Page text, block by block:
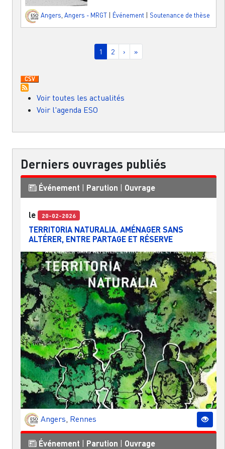
Angers, Angers - MRGT Événement Soutenance de thèse
Page courante
1 Page
2 Page suivante
› Dernière page
»
Voir toutes les actualités
Voir l'agenda ESO
Derniers ouvrages publiés
Événement Parution Ouvrage
le 20-02-2026
TERRITORIA NATURALIA. AMÉNAGER SANS
ALTÉRER, ENTRE PARTAGE ET RÉSERVE
Angers, Rennes
Événement Parution Ouvrage